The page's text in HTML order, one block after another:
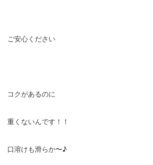
ご安心ください
コクがあるのに
重くないんです！！
口溶けも滑らか〜♪